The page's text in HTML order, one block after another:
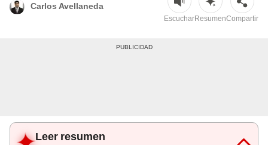
Carlos Avellaneda
EscucharResumenCompartir
Leer resumen